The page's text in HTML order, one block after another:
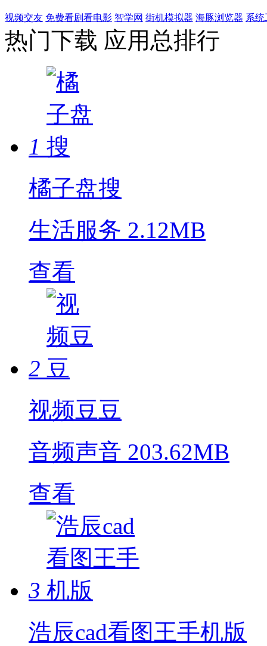
视频交友 免费看剧看电影 智学网 街机模拟器 海豚浏览器 系统
热门下载 应用总排行
1
橘子盘搜
生活服务 2.12MB
查看
2
视频豆豆
音频声音 203.62MB
查看
3
浩辰cad看图王手机版